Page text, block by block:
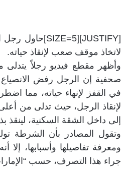
لاتخاذ موقف صعب لإنقاذ حياته.
صحفية إن الرجل رفض الانصياع
في القفز لإنهاء حياته، مما
لإنقاذ الرجل، حيث تدلى من
إلى داخل الشقة السكنية، لينقذ
وتقول المصادر بأن الشرطة
ومعرفة تفاصيلها وأسبابها،
جراء هذا التصرف، حسب